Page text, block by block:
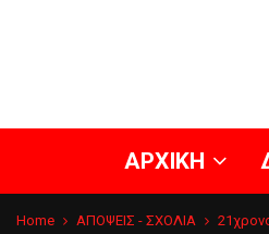
ΑΡΧΙΚΗ
Home ΑΠΟΨΕΙΣ - ΣΧΟΛΙΑ